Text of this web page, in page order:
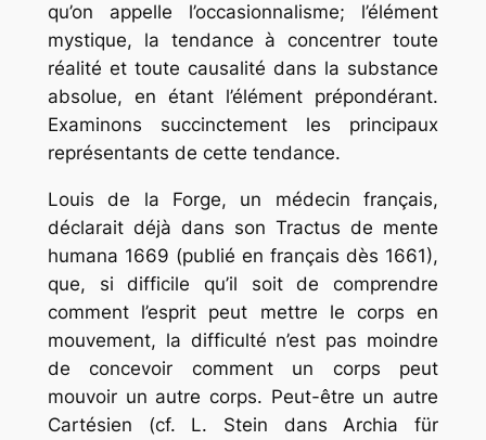
qu’on appelle l’occasionnalisme; l’élément
mystique, la tendance à concentrer toute
réalité et toute causalité dans la substance
absolue, en étant l’élément prépondérant.
Examinons succinctement les principaux
représentants de cette tendance.
Louis de la Forge, un médecin français,
déclarait déjà dans son Tractus de mente
humana 1669 (publié en français dès 1661),
que, si difficile qu’il soit de comprendre
comment l’esprit peut mettre le corps en
mouvement, la difficulté n’est pas moindre
de concevoir comment un corps peut
mouvoir un autre corps. Peut-être un autre
Cartésien (cf. L. Stein dans Archia für